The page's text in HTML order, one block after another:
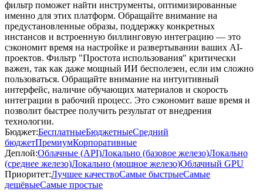
фильтр поможет найти инструменты, оптимизированные
именно для этих платформ. Обращайте внимание на
предустановленные образы, поддержку конкретных
инстансов и встроенную биллинговую интеграцию — это
сэкономит время на настройке и развертывании ваших AI-
проектов. Фильтр "Простота использования" критически
важен, так как даже мощный ИИ бесполезен, если им сложно
пользоваться. Обращайте внимание на интуитивный
интерфейс, наличие обучающих материалов и скорость
интеграции в рабочий процесс. Это сэкономит ваше время и
позволит быстрее получить результат от внедрения
технологии.
Бюджет:БесплатныеБюджетныеСредний
бюджетПремиумКорпоративные
Деплой:Облачные (API)Локально (базовое железо)Локально
(среднее железо)Локально (мощное железо)Облачный GPU
Приоритет:Лучшее качествоСамые быстрыеСамые
дешёвыеСамые простые